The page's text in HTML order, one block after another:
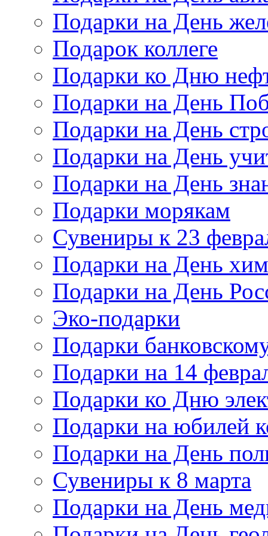
Подарки на День
Подарок коллеге
Подарки ко Дню
Подарки на День
Подарки на День
Подарки на День
Подарки на День
Подарки морякам
Сувениры к 23
Подарки на День
Подарки на День
Эко-подарки
Подарки
Подарки на 14
Подарки ко Дню
Подарки на юбилей
Подарки на День
Сувениры к 8 марта
Подарки на День